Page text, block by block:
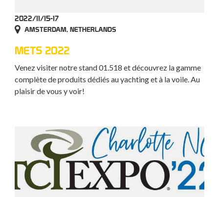
2022/11/15-17
AMSTERDAM, NETHERLANDS
METS 2022
Venez visiter notre stand 01.518 et découvrez la gamme
complète de produits dédiés au yachting et à la voile. Au
plaisir de vous y voir!